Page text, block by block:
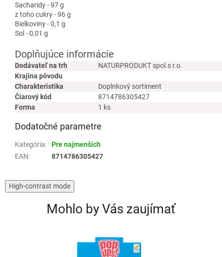
Sacharidy - 97 g
z toho cukry - 96 g
Bielkoviny - 0,1 g
Sol - 0,01 g
Doplňujúce informácie
Dodávateľ na trh
NATURPRODUKT spol.s r.o.
Krajina pôvodu
Charakteristika
Doplnkový sortiment
Čiarový kód
8714786305427
Forma
1 ks
Dodatočné parametre
Kategória:
Pre najmenších
EAN: 8714786305427
High-contrast mode
Mohlo by Vás zaujímať